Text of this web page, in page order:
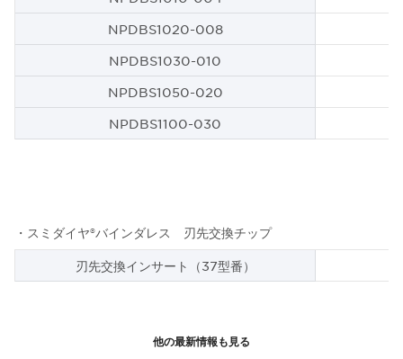
NPDBS1020-008
NPDBS1030-010
NPDBS1050-020
NPDBS1100-030
・スミダイヤ®バインダレス 刃先交換チップ
刃先交換インサート（37型番）
他の最新情報も見る